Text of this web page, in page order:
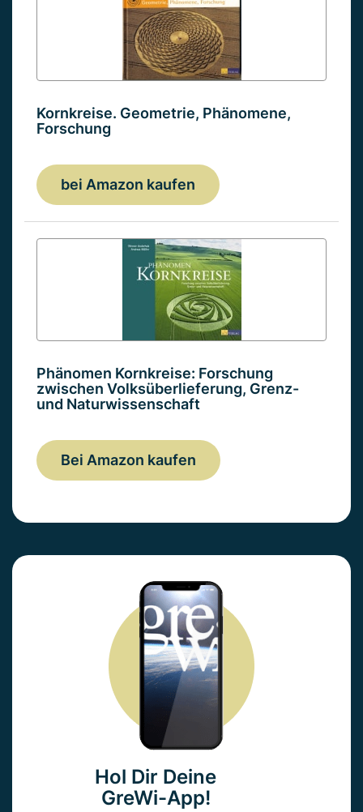
Kornkreise. Geometrie, Phänomene,
Forschung
bei Amazon kaufen
Phänomen Kornkreise: Forschung
zwischen Volksüberlieferung, Grenz-
und Naturwissenschaft
Bei Amazon kaufen
Hol Dir Deine
GreWi-App!